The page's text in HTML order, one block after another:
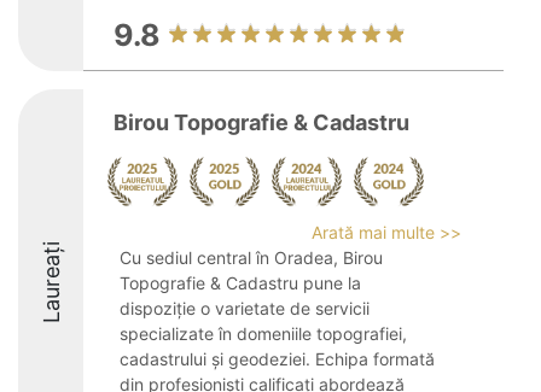
9.8
Laureați
Birou Topografie & Cadastru
Arată mai multe >>
Cu sediul central în Oradea, Birou
Topografie & Cadastru pune la
dispoziție o varietate de servicii
specializate în domeniile topografiei,
cadastrului și geodeziei. Echipa formată
din profesioniști calificați abordează